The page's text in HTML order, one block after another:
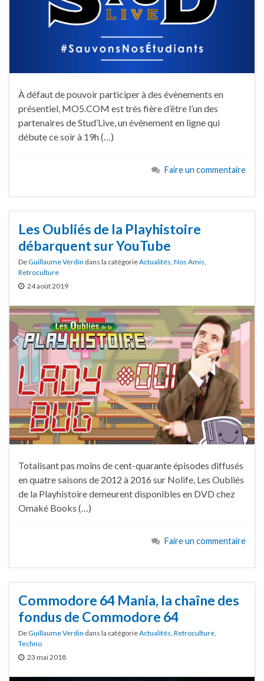
À défaut de pouvoir participer à des évènements en
présentiel, MO5.COM est très fière d’être l’un des
partenaires de Stud’Live, un évènement en ligne qui
débute ce soir à 19h (…)
Faire un commentaire
Les Oubliés de la Playhistoire
débarquent sur YouTube
DeGuillaume Verdin dans la catégorieActualités, Nos Amis,
Retroculture
24 août 2019
Totalisant pas moins de cent-quarante épisodes diffusés
en quatre saisons de 2012 à 2016 sur Nolife, Les Oubliés
de la Playhistoire demeurent disponibles en DVD chez
Omaké Books (…)
Faire un commentaire
Commodore 64 Mania, la chaîne des
fondus de Commodore 64
DeGuillaume Verdin dans la catégorieActualités, Retroculture,
Techno
23 mai 2018